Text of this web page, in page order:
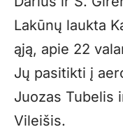
Lakūnų laukta
ąją, apie 22
Jų pasitikti į
Juozas Tubelis
Vileišis.